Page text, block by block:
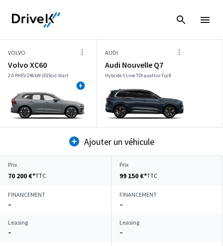
VOLVO
Volvo XC60
2.0 PHEV 246kW (335cv) Start
AUDI
Audi Nouvelle Q7
Hybride S Line TDI quattro Tip 8
Ajouter un véhicule
Prix
70 200 €*TTC
Prix
99 150 €*TTC
FINANCEMENT
–
FINANCEMENT
–
Leasing
–
Leasing
–